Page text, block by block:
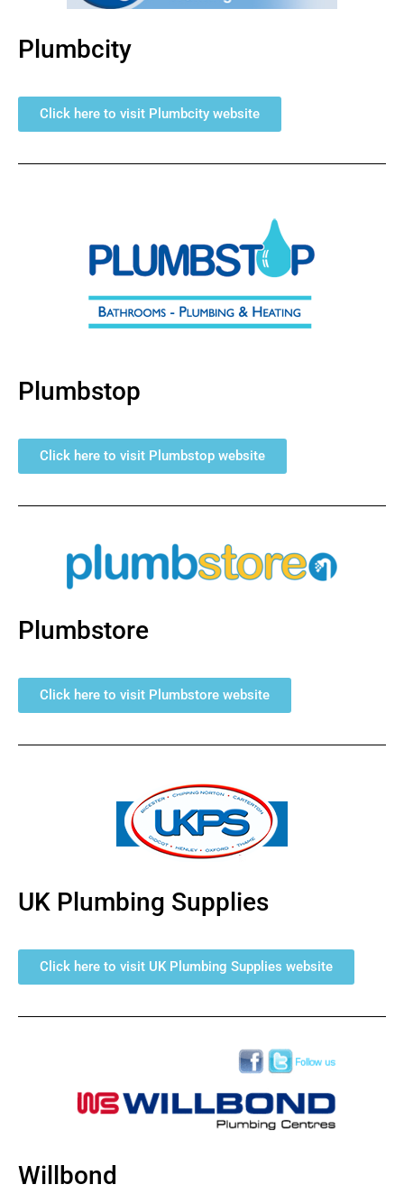
Plumbcity
Click here to visit Plumbcity website
Plumbstop
Click here to visit Plumbstop website
Plumbstore
Click here to visit Plumbstore website
UK Plumbing Supplies
Click here to visit UK Plumbing Supplies website
Willbond